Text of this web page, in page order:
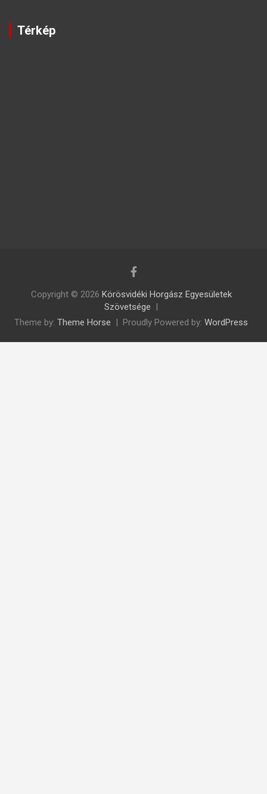
Térkép
Copyright © 2026 Körösvidéki Horgász Egyesületek
Szövetsége
Theme by: Theme Horse Proudly Powered by: WordPress